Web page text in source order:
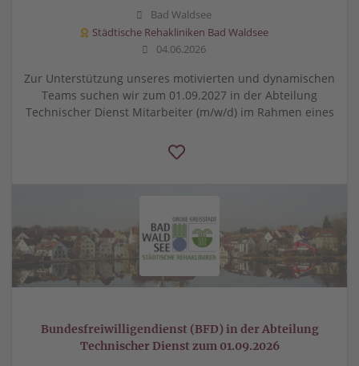
Bad Waldsee
Städtische Rehakliniken Bad Waldsee
04.06.2026
Zur Unterstützung unseres motivierten und dynamischen
Teams suchen wir zum 01.09.2027 in der Abteilung
Technischer Dienst Mitarbeiter (m/w/d) im Rahmen eines
Bundesfreiwilligendienst (BFD) in der Abteilung
Technischer Dienst zum 01.09.2026